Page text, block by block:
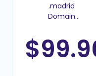
.madrid
Domain